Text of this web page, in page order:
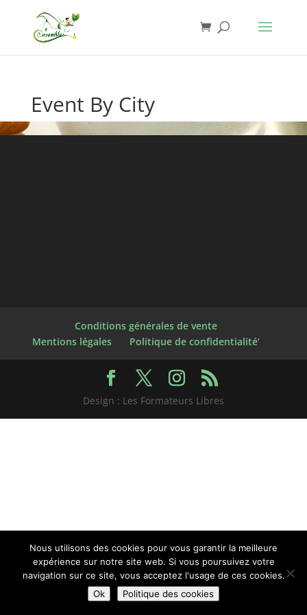
Event By City
Conditions générales de vente
Mentions légales
Politique de confidentialité’
Design : Les Formateurs Libres
Nous utilisons des cookies pour vous garantir la meilleure
expérience sur notre site web. Si vous poursuivez votre
navigation sur ce site, vous acceptez l'usage de ces cookies.
Ok
Politique des cookies